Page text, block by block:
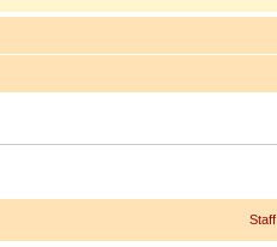
Staff